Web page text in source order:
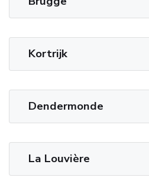
Kortrijk
Dendermonde
La Louvière